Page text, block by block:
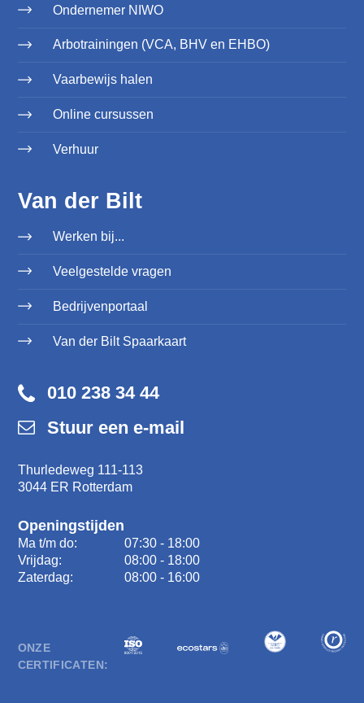
Ondernemer NIWO
Arbotrainingen (VCA, BHV en EHBO)
Vaarbewijs halen
Online cursussen
Verhuur
Van der Bilt
Werken bij...
Veelgestelde vragen
Bedrijvenportaal
Van der Bilt Spaarkaart
010 238 34 44
Stuur een e-mail
Thurledeweg 111-113
3044 ER Rotterdam
Openingstijden
Ma t/m do:
07:30 - 18:00
Vrijdag:
08:00 - 18:00
Zaterdag:
08:00 - 16:00
ONZE
CERTIFICATEN: